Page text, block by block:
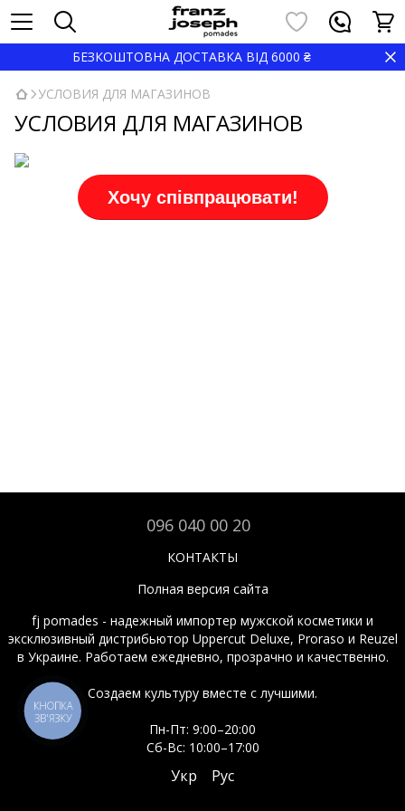
БЕЗКОШТОВНА ДОСТАВКА ВІД 6000 ₴
УСЛОВИЯ ДЛЯ МАГАЗИНОВ
УСЛОВИЯ ДЛЯ МАГАЗИНОВ
Хочу співпрацювати!
096 040 00 20
КОНТАКТЫ
Полная версия сайта
fj pomades - надежный импортер мужской косметики и
эксклюзивный дистрибьютор Uppercut Deluxe, Proraso и Reuzel
в Украине. Работаем ежедневно, прозрачно и качественно.
Создаем культуру вместе с лучшими.
Пн-Пт: 9:00–20:00
Сб-Вс: 10:00–17:00
Укр Рус
КНОПКА
ЗВ'ЯЗКУ